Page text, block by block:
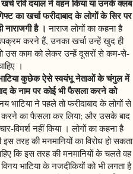
रवि दयाल ने वहन किया या उनके क्लब
का खर्चा फरीदाबाद के लोगों के सिर पर
है । नाराज लोगों का कहना है
करने हैं, उनका खर्चा उन्हें खुद ही
तो उस काम को लेकर उन्हें दूसरों से कम-से-
।
कुछेक ऐसे स्वयंभू नेताओं के चंगुल में
के नाम पर कोई भी फैसला करने को
ने पहले तो फरीदाबाद के लोगों से
करने का फैसला कर लिया; और उसके बाद
विमर्श नहीं किया । लोगों का कहना है
तरह की मनमानियों का विरोध हो सकता
कि इस तरह की मनमानियों के चलते वह
भाटिया के नजदीकियों को भी लगता है